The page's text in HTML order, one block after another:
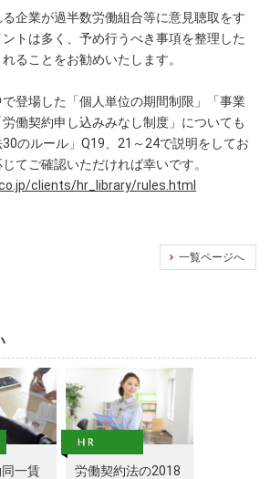
企業が過半数労働組合等に意見聴取をす
トは多く、予め行うべき事項を整理した
ることをお勧めいたします。
登場した「個人単位の期間制限」「事業
働契約申し込みみなし制度」についても
30のルール」Q19、21～24で説明をしてお
てご確認いただければ幸いです。
clients/hr_library/rules.html
一覧ページへ
同一賃
労働契約法の2018